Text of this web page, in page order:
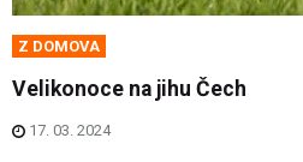
Z DOMOVA
Velikonoce na jihu Čech
17. 03. 2024